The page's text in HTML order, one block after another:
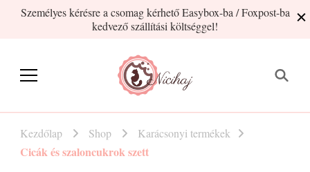
Személyes kérésre a csomag kérhető Easybox-ba / Foxpost-ba
kedvező szállítási költséggel!
Nicihaj
Kezdőlap Shop Karácsonyi termékek
Cicák és szaloncukrok szett